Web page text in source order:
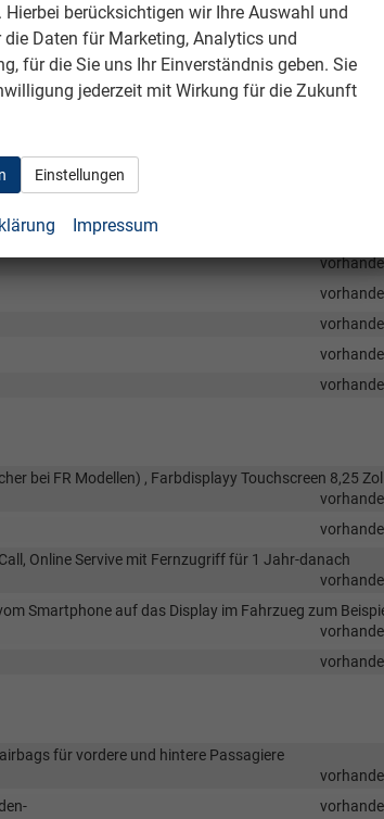
vorhanden
vorhanden
bei FR Modellen) , Farbdisplayy Touchscreen 8,25
Online Servive mit Fernzugriff für 1 Jahr-danach
Smartphone auf das Display im Fahrzueg zum
für vordere und hintere Passagiere
Hierbei berücksichtigen wir Ihre Auswahl und
die Daten für Marketing, Analytics und
für die Sie uns Ihr Einverständnis geben. Sie
jederzeit mit Wirkung für die Zukunft
Einstellungen
Impressum